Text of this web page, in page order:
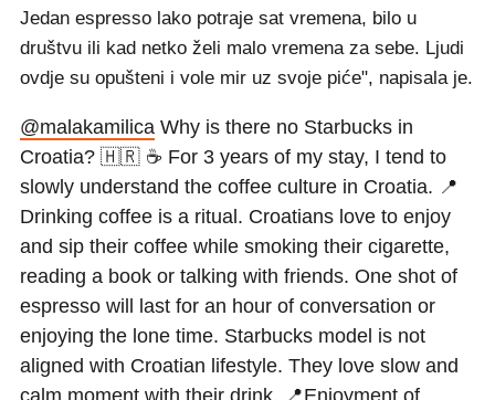
Jedan espresso lako potraje sat vremena, bilo u
društvu ili kad netko želi malo vremena za sebe. Ljudi
ovdje su opušteni i vole mir uz svoje piće", napisala je.
@malakamilica Why is there no Starbucks in
Croatia? 🇭🇷 ☕️ For 3 years of my stay, I tend to
slowly understand the coffee culture in Croatia. 📍
Drinking coffee is a ritual. Croatians love to enjoy
and sip their coffee while smoking their cigarette,
reading a book or talking with friends. One shot of
espresso will last for an hour of conversation or
enjoying the lone time. Starbucks model is not
aligned with Croatian lifestyle. They love slow and
calm moment with their drink. 📍Enjoyment of